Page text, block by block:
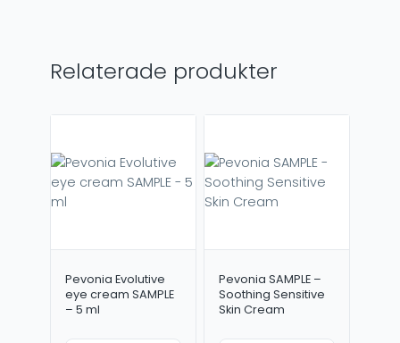
Relaterade produkter
Pevonia Evolutive
eye cream SAMPLE
– 5 ml
Pevonia SAMPLE –
Soothing Sensitive
Skin Cream